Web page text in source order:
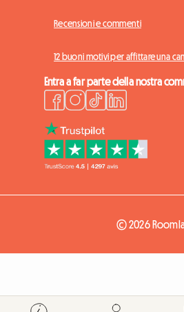
Recensioni e commenti
12 buoni motivi per affittare una
Entra a far parte della nostra
© 2026